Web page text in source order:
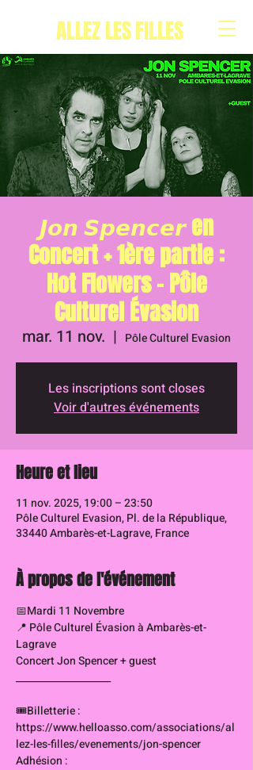
ALLEZ LES FILLES
𝙅𝙤𝙣 𝙎𝙥𝙚𝙣𝙘𝙚𝙧 en
Concert + 1ère partie :
Hot Flowers – Pôle
Culturel Évasion
mar. 11 nov.
  |
Pôle Culturel Evasion
Les inscriptions sont closes
Voir d'autres événements
Heure et lieu
11 nov. 2025, 19:00 – 23:50
Pôle Culturel Evasion, Pl. de la République,
33440 Ambarès-et-Lagrave, France
À propos de l'événement
📅Mardi 11 Novembre
📍 Pôle Culturel Évasion à Ambarès-et-
Lagrave
Concert Jon Spencer + guest
____________________
🎟️Billetterie :
https://www.helloasso.com/associations/al
lez-les-filles/evenements/jon-spencer
Adhésion :